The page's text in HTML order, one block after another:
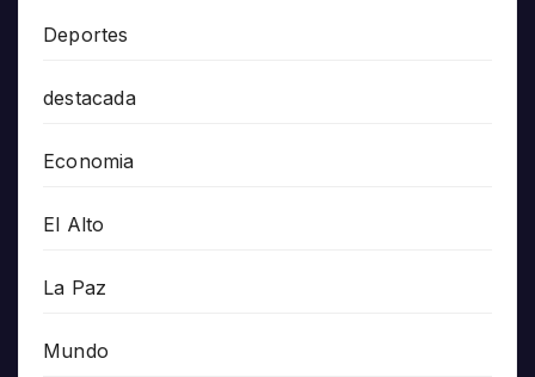
Deportes
destacada
Economia
El Alto
La Paz
Mundo